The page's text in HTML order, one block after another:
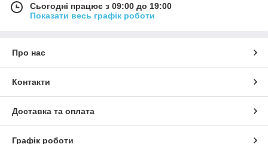
Сьогодні працює з 09:00 до 19:00
Показати весь графік роботи
Про нас
Контакти
Доставка та оплата
Графік роботи